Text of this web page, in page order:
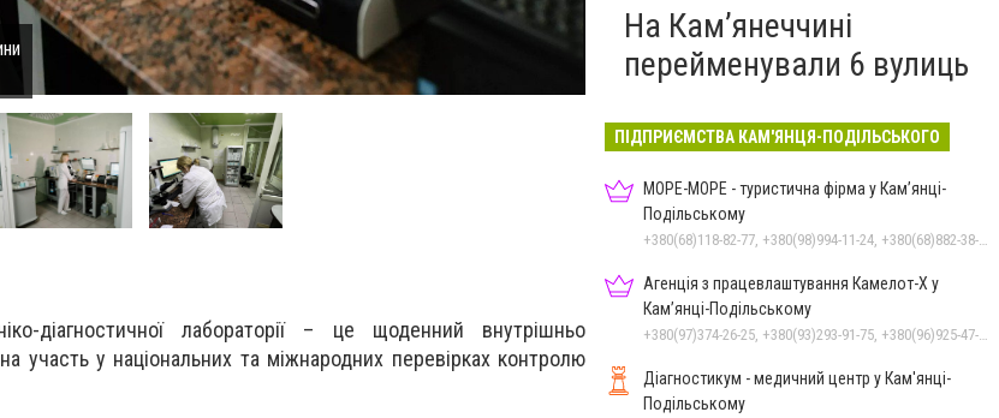
Лабораторія Центру сімейної медицини
Фото: ЦСМ
діагностичної лабораторії – це щоденний внутрішньо
участь у національних та міжнародних перевірках контролю
На Камʼянеччині
перейменували 6 вулиць
ПІДПРИЄМСТВА КАМ'ЯНЦЯ-ПОДІЛЬСЬКОГО
МОРЕ-МОРЕ - туристична фірма у Кам’янці-
Подільському
+380(68)118-82-77, +380(98)994-11-24, +380(68)882-38-28
Агенція з працевлаштування Камелот-Х у
Кам’янці-Подільському
+380(97)374-26-25, +380(93)293-91-75, +380(96)925-47-71, +380(73)327-54-83
Діагностикум - медичний центр у Кам'янці-
Подільському